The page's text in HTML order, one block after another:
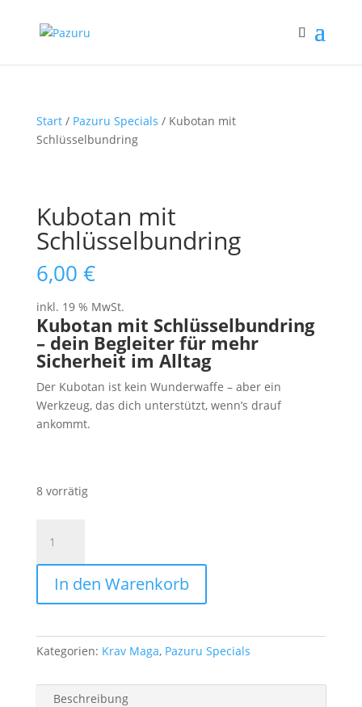
Start/ Pazuru Specials / Kubotan mit
Schlüsselbundring
Kubotan mit
Schlüsselbundring
6,00 €
inkl. 19 % MwSt.
Kubotan mit Schlüsselbundring
– dein Begleiter für mehr
Sicherheit im Alltag
Der Kubotan ist kein Wunderwaffe – aber ein
Werkzeug, das dich unterstützt, wenn’s drauf
ankommt.
8 vorrätig
mit
Schlüsselbundring
MengeIn den Warenkorb
Kategorien: Krav Maga, Pazuru Specials
Beschreibung